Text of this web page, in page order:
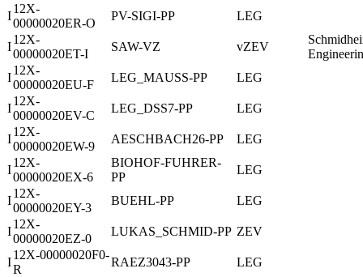
I
12X-
00000020ER-O
PV-SIGI-PP LEG
I
12X-
00000020ET-I
SAW-VZ vZEV
I
12X-
00000020EU-F
LEG_MAUSS-PP LEG
I
12X-
00000020EV-C
LEG_DSS7-PP LEG
I
12X-
00000020EW-9
AESCHBACH26-PP LEG
I
12X-
00000020EX-6
BIOHOF-FUHRER-
PP
LEG
I
12X-
00000020EY-3
BUEHL-PP LEG
I
12X-
00000020EZ-0
LUKAS_SCHMID-PP ZEV
I
12X-00000020F0-
R
RAEZ3043-PP LEG